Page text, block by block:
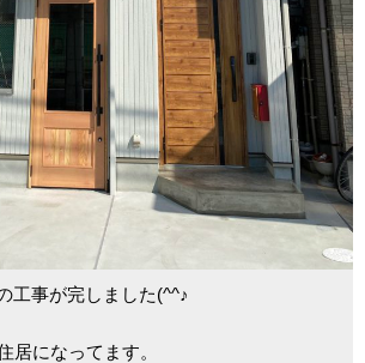
工事が完しました(^^♪
居になってます。